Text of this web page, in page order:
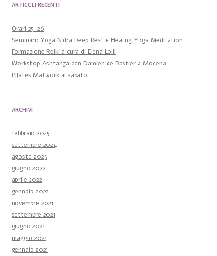
ARTICOLI RECENTI
Orari 25-26
Seminari: Yoga Nidra Deep Rest e Healing Yoga Meditation
Formazione Reiki a cura di Elena Lolli
Workshop Ashtanga con Damien de Bastier a Modena
Pilates Matwork al sabato
ARCHIVI
febbraio 2025
settembre 2024
agosto 2023
giugno 2022
aprile 2022
gennaio 2022
novembre 2021
settembre 2021
giugno 2021
maggio 2021
gennaio 2021